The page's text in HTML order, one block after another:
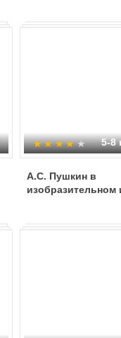
5-8
А.С. Пушкин в
изобразительном